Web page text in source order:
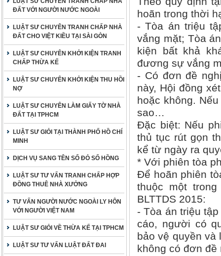
ĐẤT VỚI NGƯỜI NƯỚC NGOÀI
LUẬT SƯ CHUYÊN TRANH CHẤP NHÀ
ĐẤT CHO VIỆT KIỀU TẠI SÀI GÒN
LUẬT SƯ CHUYÊN KHỞI KIỆN TRANH
CHẤP THỪA KẾ
LUẬT SƯ CHUYÊN KHỞI KIỆN THU HỒI
NỢ
LUẬT SƯ CHUYÊN LÀM GIẤY TỜ NHÀ
ĐẤT TẠI TPHCM
LUẬT SƯ GIỎI TẠI THÀNH PHỐ HỒ CHÍ
MINH
DỊCH VỤ SANG TÊN SỔ ĐỎ SỔ HỒNG
LUẬT SƯ TƯ VẤN TRANH CHẤP HỢP
ĐỒNG THUÊ NHÀ XƯỞNG
TƯ VẤN NGƯỜI NƯỚC NGOÀI LY HÔN
VỚI NGƯỜI VIỆT NAM
LUẬT SƯ GIỎI VỀ THỪA KẾ TẠI TPHCM
LUẬT SƯ TƯ VẤN LUẬT ĐẤT ĐAI
hoãn trong thời
- Tòa án triệu
vắng mặt; Tòa
kiện bất khả
đương sự vắng
- Có đơn đề
này, Hội đồng
hoặc không.
sao…
Đặc biệt: Nếu
thủ tục rút gọn
kể từ ngày ra
* Với phiên tòa
Để hoãn phiên
thuộc một
BLTTDS 2015:
- Tòa án triệu
cáo, người có
bảo vệ quyền
không có đơn